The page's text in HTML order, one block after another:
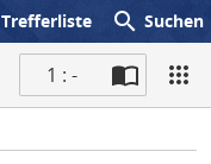
Trefferliste search Suchen
1 : -